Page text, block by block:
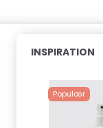
INSPIRATION
Populær